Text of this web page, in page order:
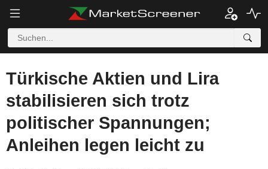
Türkische Aktien und Lira
stabilisieren sich trotz
politischer Spannungen;
Anleihen legen leicht zu